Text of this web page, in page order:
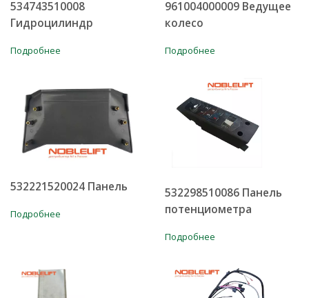
534743510008
Гидроцилиндр
Подробнее
961004000009 Ведущее
колесо
Подробнее
532221520024 Панель
Подробнее
532298510086 Панель
потенциометра
Подробнее